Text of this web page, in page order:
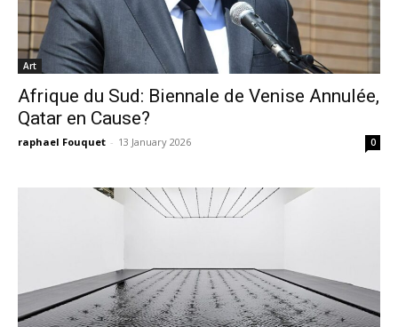
Art
Afrique du Sud: Biennale de Venise Annulée,
Qatar en Cause?
raphael Fouquet - 13 January 2026 0